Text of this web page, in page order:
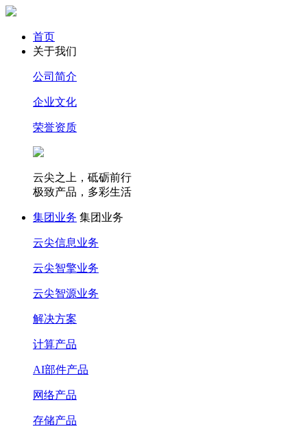
首页
关于我们
公司简介
企业文化
荣誉资质
云尖之上，砥砺前行
极致产品，多彩生活
集团业务 集团业务
云尖信息业务
云尖智擎业务
云尖智源业务
解决方案
计算产品
AI部件产品
网络产品
存储产品